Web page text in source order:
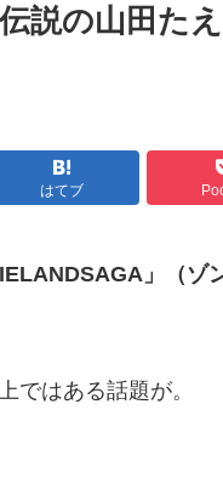
説の山田た
はてブ
」（ゾ
ではある話題が。